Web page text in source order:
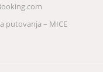
putovanja – MICE